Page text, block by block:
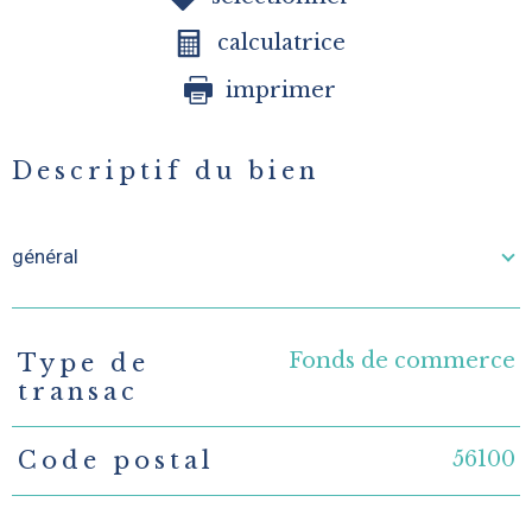
calculatrice
imprimer
Descriptif du bien
général
TRAD_PAMPERO_Caracteristique Valeurs
Type de
transac
Fonds de commerce
Code postal 56100